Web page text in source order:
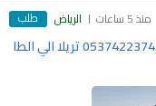
منذ 5 ساعات الرياض طلب
تريلا ستاره نقل من الرياض الى جدة 0537422374 تريلا الي الطا